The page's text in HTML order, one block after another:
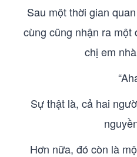
Sau một thời gian
cùng cũng nhận ra một
chị em
Sự thật là, cả hai
Hơn nữa, đó còn là